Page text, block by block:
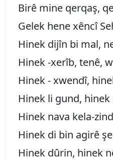
Birê mine qerqaş,
Gelek hene xêncî
Hinek dijîn bi mal,
Hinek -xerîb, tenê,
Hinek - xwendî,
Hinek li gund, hinek
Hinek nava kela-
Hinek di bin agirê
Hinek dûrin, hinek